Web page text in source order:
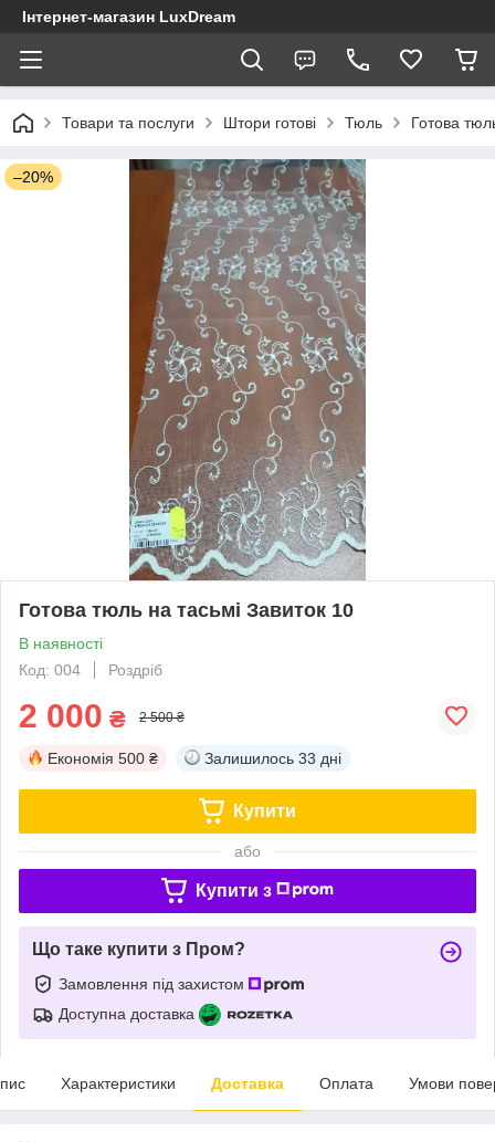
Інтернет-магазин LuxDream
Товари та послуги Штори готові Тюль Готова
–20%
Готова тюль на тасьмі Завиток 10
В наявності
Код: 004
Роздріб
2 000 ₴ 2 500 ₴
Економія 500 ₴ Залишилось 33 дні
Купити
або
Купити з
Що таке купити з Пром?
Замовлення під захистом
Доступна доставка
Характеристики Доставка Оплата Умови